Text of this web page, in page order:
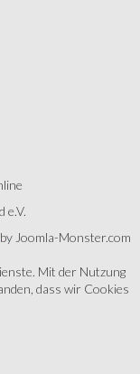
e.V.
by Joomla-Monster.com
Mit der Nutzung
dass wir Cookies